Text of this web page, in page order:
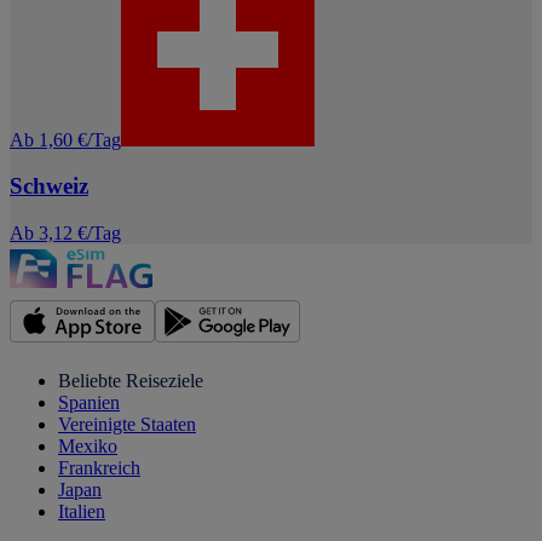
Ab 1,60 €/Tag
Schweiz
Ab 3,12 €/Tag
Beliebte Reiseziele
Spanien
Vereinigte Staaten
Mexiko
Frankreich
Japan
Italien